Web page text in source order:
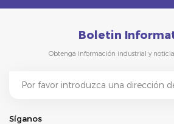
Boletin
Obtenga información industrial y
Síganos